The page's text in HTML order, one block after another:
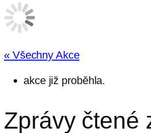
« Všechny Akce
akce již proběhla.
Zprávy čtené